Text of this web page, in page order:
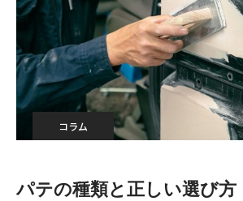
コラム
パテの種類と正しい選び方